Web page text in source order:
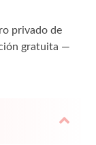
privado de
gratuita —